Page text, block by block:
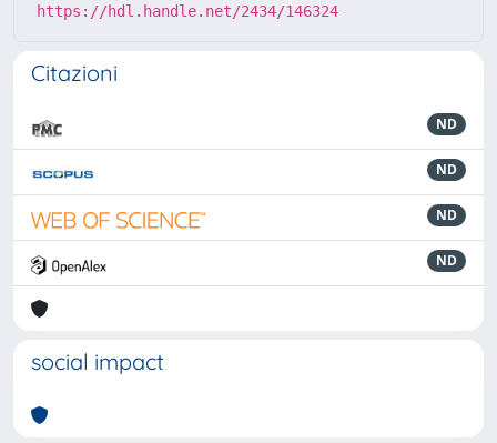
https://hdl.handle.net/2434/146324
Citazioni
ND
ND
ND
ND
social impact